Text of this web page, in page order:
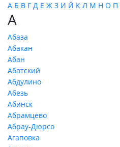
А Б В Г Д Е Ж З И Й К Л М Н О П
А
Абаза
Абакан
Абан
Абатский
Абдулино
Абезь
Абинск
Абрамцево
Абрау-Дюрсо
Агаповка